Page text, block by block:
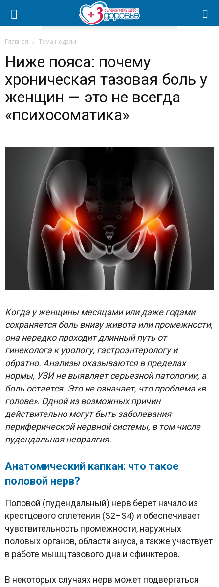
Главная Тема недели
Ниже пояса: почему
хроническая тазовая боль у
женщин — это не всегда
«психосоматика»
Когда у женщины месяцами или даже годами
сохраняется боль внизу живота или промежности,
она нередко проходит длинный путь от
гинеколога к урологу, гастроэнтерологу и
обратно. Анализы оказываются в пределах
нормы, УЗИ не выявляет серьезной патологии, а
боль остается. Это не означает, что проблема «в
голове». Одной из возможных причин
действительно могут быть заболевания
периферической нервной системы, в том числе
пудендальная невралгия.
Анатомический капкан: что такое
половой нерв?
Половой (пудендальный) нерв берет начало из
крестцового сплетения (S2–S4) и обеспечивает
чувствительность промежности, наружных
половых органов, области ануса, а также участвует
в работе мышц тазового дна и сфинктеров.
В некоторых случаях нерв может подвергаться